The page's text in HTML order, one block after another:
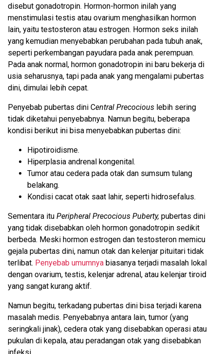
disebut gonadotropin. Hormon-hormon inilah yang
menstimulasi testis atau ovarium menghasilkan hormon
lain, yaitu testosteron atau estrogen. Hormon seks inilah
yang kemudian menyebabkan perubahan pada tubuh anak,
seperti perkembangan payudara pada anak perempuan.
Pada anak normal, hormon gonadotropin ini baru bekerja di
usia seharusnya, tapi pada anak yang mengalami pubertas
dini, dimulai lebih cepat.
Penyebab pubertas dini Central Precocious lebih sering
tidak diketahui penyebabnya. Namun begitu, beberapa
kondisi berikut ini bisa menyebabkan pubertas dini:
Hipotiroidisme.
Hiperplasia andrenal kongenital.
Tumor atau cedera pada otak dan sumsum tulang
belakang.
Kondisi cacat otak saat lahir, seperti hidrosefalus.
Sementara itu Peripheral Precocious Puberty, pubertas dini
yang tidak disebabkan oleh hormon gonadotropin sedikit
berbeda. Meski hormon estrogen dan testosteron memicu
gejala pubertas dini, namun otak dan kelenjar pituitari tidak
terlibat. Penyebab umumnya biasanya terjadi masalah lokal
dengan ovarium, testis, kelenjar adrenal, atau kelenjar tiroid
yang sangat kurang aktif.
Namun begitu, terkadang pubertas dini bisa terjadi karena
masalah medis. Penyebabnya antara lain, tumor (yang
seringkali jinak), cedera otak yang disebabkan operasi atau
pukulan di kepala, atau peradangan otak yang disebabkan